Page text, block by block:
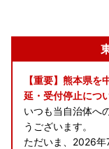
【重要】熊本県
延・受付停止につ
いつも当自治体へ
うございます。
ただいま、2026